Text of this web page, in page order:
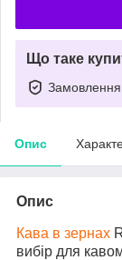
Що таке
Замовлення
Опис
Опис
Кава в зернах
вибір для